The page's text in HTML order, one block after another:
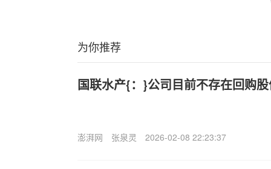
为你推荐
国联水产{：}公司目前不存在回购
澎湃网 张泉灵 2026-02-08 22:23:37